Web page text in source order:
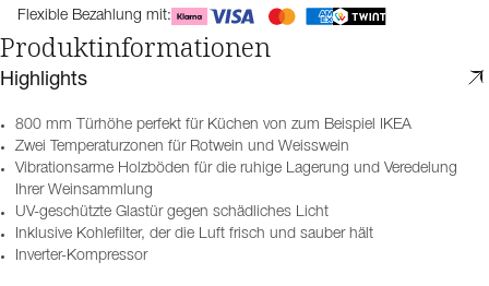
Flexible Bezahlung mit:
Produktinformationen
Highlights
800 mm Türhöhe perfekt für Küchen von zum Beispiel IKEA
Zwei Temperaturzonen für Rotwein und Weisswein
Vibrationsarme Holzböden für die ruhige Lagerung und Veredelung
Ihrer Weinsammlung
UV-geschützte Glastür gegen schädliches Licht
Inklusive Kohlefilter, der die Luft frisch und sauber hält
Inverter-Kompressor